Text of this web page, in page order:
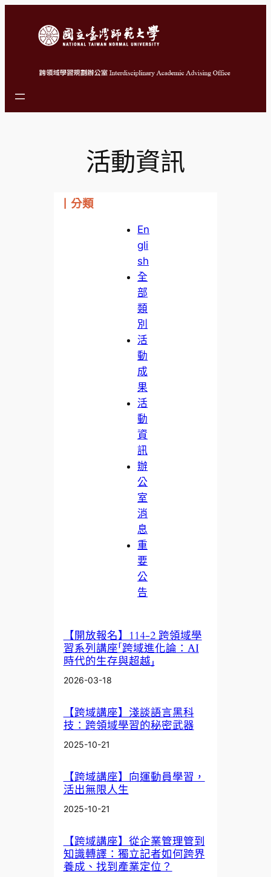
活動資訊
丨分類
En
gli
sh
全
部
類
別
活
動
成
果
活
動
資
訊
辦
公
室
消
息
重
要
公
告
【開放報名】114-2 跨領域學
習系列講座「跨域進化論：AI
時代的生存與超越」
2026-03-18
【跨域講座】淺談語言黑科
技：跨領域學習的秘密武器
2025-10-21
【跨域講座】向運動員學習，
活出無限人生
2025-10-21
【跨域講座】從企業管理管到
知識轉譯：獨立記者如何跨界
養成、找到產業定位？